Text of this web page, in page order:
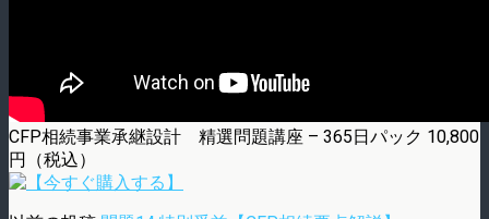
CFP相続事業承継設計 精選問題講座 – 365日パック 10,800
円（税込）